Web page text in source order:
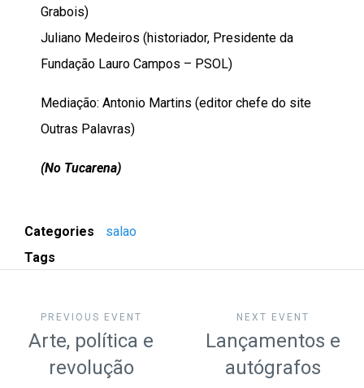
Grabois)
Juliano Medeiros (historiador, Presidente da
Fundação Lauro Campos – PSOL)
Mediação: Antonio Martins (editor chefe do site
Outras Palavras)
(No Tucarena)
Categories
salao
Tags
PREVIOUS EVENT
Arte, política e
revolução
NEXT EVENT
Lançamentos e
autógrafos